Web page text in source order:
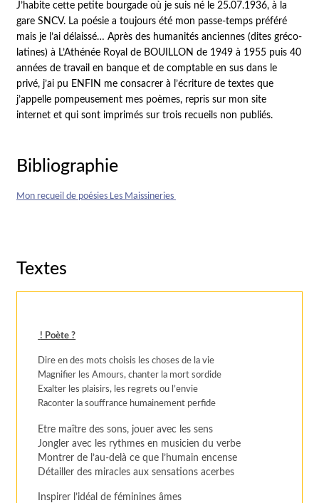
J’habite cette petite bourgade où je suis né le 25.07.1936, à la
gare SNCV. La poésie a toujours été mon passe-temps préféré
mais je l’ai délaissé… Après des humanités anciennes (dites gréco-
latines) à L’Athénée Royal de BOUILLON de 1949 à 1955 puis 40
années de travail en banque et de comptable en sus dans le
privé, j’ai pu ENFIN me consacrer à l’écriture de textes que
j’appelle pompeusement mes poèmes, repris sur mon site
internet et qui sont imprimés sur trois recueils non publiés.
Bibliographie
Mon recueil de poésies Les Maissineries
Textes
! Poète ?
Dire en des mots choisis les choses de la vie
Magnifier les Amours, chanter la mort sordide
Exalter les plaisirs, les regrets ou l’envie
Raconter la souffrance humainement perfide
Etre maître des sons, jouer avec les sens
Jongler avec les rythmes en musicien du verbe
Montrer de l’au-delà ce que l’humain encense
Détailler des miracles aux sensations acerbes
Inspirer l’idéal de féminines âmes